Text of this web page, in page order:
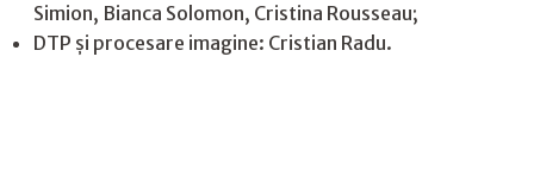
Simion, Bianca Solomon, Cristina Rousseau;
DTP și procesare imagine: Cristian Radu.